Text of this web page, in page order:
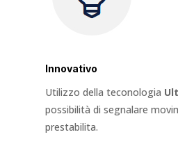
Innovativo
Utilizzo della teconologia
possibilità di segnalare
prestabilita.